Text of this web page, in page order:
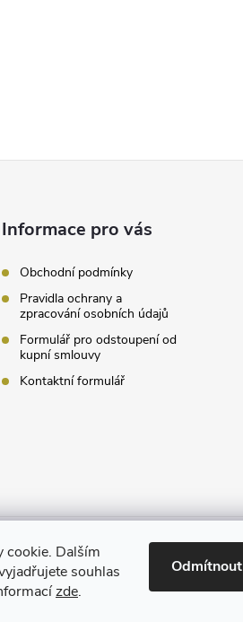
cookie. Dalším
souhlas
zde.
Odmítnout
Informace pro vás
Obchodní podmínky
Pravidla ochrany a
zpracování osobních údajů
Formulář pro odstoupení od
kupní smlouvy
Kontaktní formulář
www.ChemProgres.cz